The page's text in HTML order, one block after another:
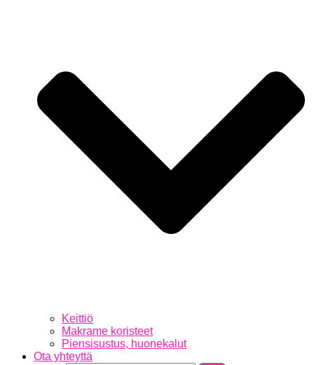
Keittiö
Makrame koristeet
Piensisustus, huonekalut
Ota yhteyttä